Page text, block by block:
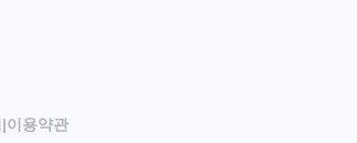
|이용약관